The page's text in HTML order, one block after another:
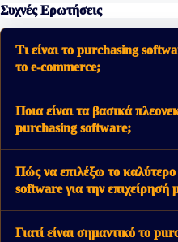
Συχνές Ερωτήσεις
Τι είναι το purchasing
το e-commerce;
Ποια είναι τα βασικά
purchasing software;
Πώς να επιλέξω το
software για την επιχείρησή
Γιατί είναι σημαντικό το